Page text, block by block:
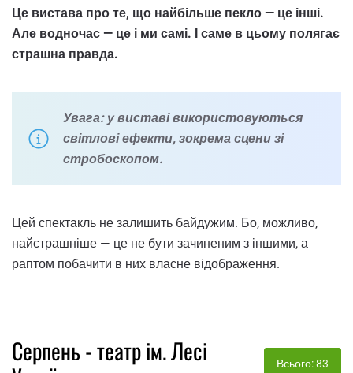
Це вистава про те, що найбільше пекло — це інші.
Але водночас — це і ми самі. І саме в цьому полягає
страшна правда.
Увага: у виставі використовуються
світлові ефекти, зокрема сцени зі
стробоскопом.
Цей спектакль не залишить байдужим. Бо, можливо,
найстрашніше — це не бути зачиненим з іншими, а
раптом побачити в них власне відображення.
Серпень - театр ім. Лесі
Всього: 83